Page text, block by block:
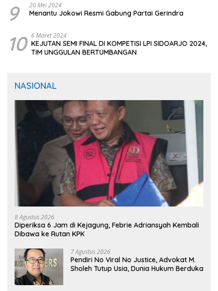
9 20 Mei 2024
Menantu Jokowi Resmi Gabung Partai Gerindra
10 6 Maret 2024
KEJUTAN SEMI FINAL DI KOMPETISI LPI SIDOARJO 2024,
TIM UNGGULAN BERTUMBANGAN
NASIONAL
8 Agustus 2026
Diperiksa 6 Jam di Kejagung, Febrie Adriansyah Kembali
Dibawa ke Rutan KPK
7 Agustus 2026
Pendiri No Viral No Justice, Advokat M.
Sholeh Tutup Usia, Dunia Hukum Berduka